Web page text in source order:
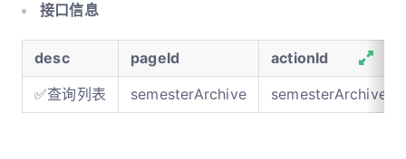
接口信息
desc pageId
actionId
✅查询列表
semesterArchive semesterArchive